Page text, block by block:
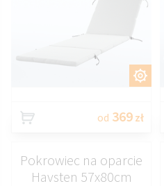
od 369 zł
Pokrowiec na oparcie
Havsten 57x80cm